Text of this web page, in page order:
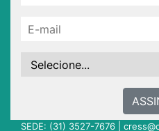
SEDE: (31) 3527-7676 |